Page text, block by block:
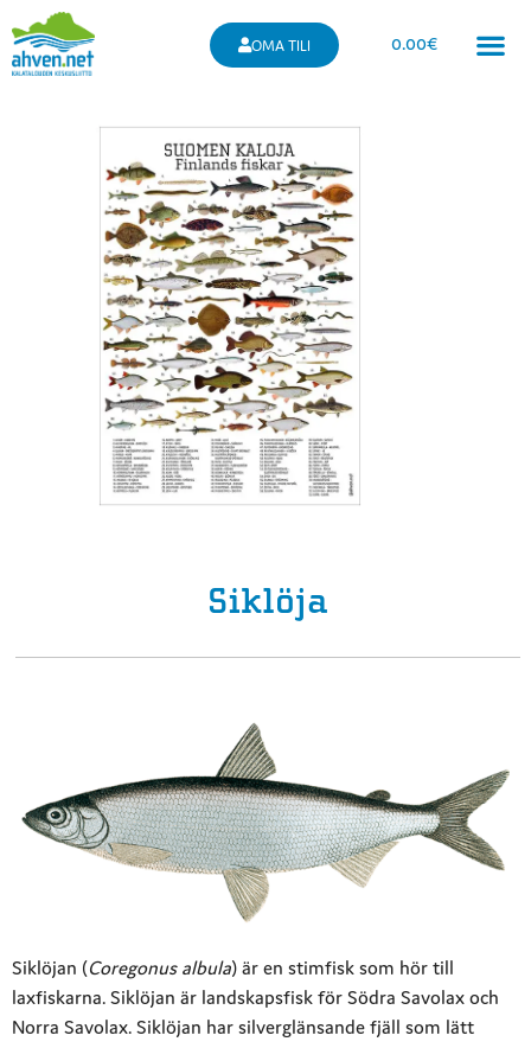
OMA TILI 0.00€
Siklöja
Siklöjan (Coregonus albula) är en stimfisk som hör till
laxfiskarna. Siklöjan är landskapsfisk för Södra Savolax och
Norra Savolax. Siklöjan har silverglänsande fjäll som lätt